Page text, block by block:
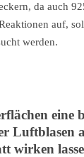
da auch
auf,
werden.
eine